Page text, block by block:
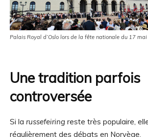
Palais Royal d’Oslo lors de la fête nationale du 17
Une tradition parfois
controversée
Si la russefeiring reste très populaire,
régulièrement des débats en Norvège.